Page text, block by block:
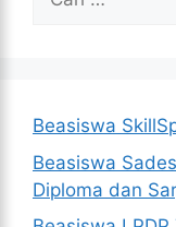
Beasiswa
Beasiswa
Diploma dan